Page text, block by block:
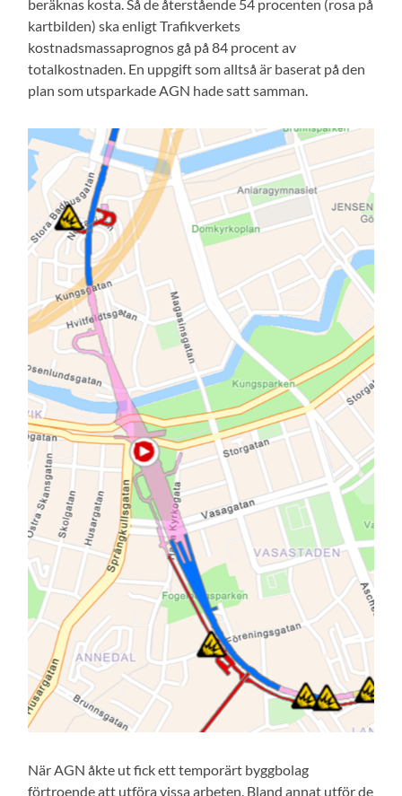
beräknas kosta. Så de återstående 54 procenten (rosa på
kartbilden) ska enligt Trafikverkets
kostnadsmassaprognos gå på 84 procent av
totalkostnaden. En uppgift som alltså är baserat på den
plan som utsparkade AGN hade satt samman.
När AGN åkte ut fick ett temporärt byggbolag
förtroende att utföra vissa arbeten. Bland annat utför de